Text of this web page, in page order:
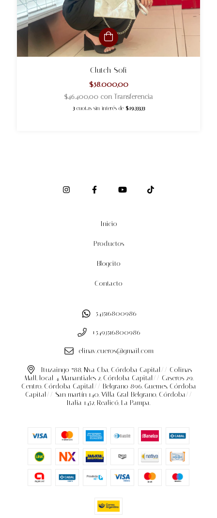
Clutch Sofi
$58.000,00
$46.400,00 con Transferencia
3 cuotas sin interés de $19.333,33
Inicio
Productos
Blogcito
Contacto
543516800986
+5493516800986
elinav.cueros@gmail.com
Ituzaingo 788, Nva Cba, Córdoba Capital// Colinas
Mall, local 4, Manantiales 2, Córdoba Capital// Caseros 29,
Centro, Córdoba Capital// Belgrano 896, Guemes, Córdoba
Capital// San martín 140, Villa Gral Belgrano, Córdoba//
Italia 1452, Realicó, La Pampa.